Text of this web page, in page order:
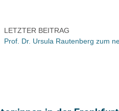
LETZTER BEITRAG